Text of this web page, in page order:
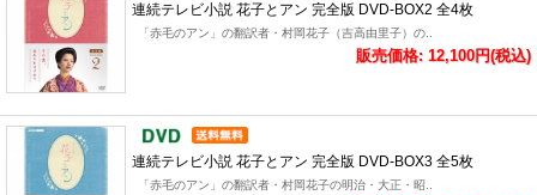
連続テレビ小説 花子とアン 完全版 DVD-BOX2 全4枚
「赤毛のアン」の翻訳者・村岡花子（吉高由里子）の..
販売価格: 12,100円(税込)
連続テレビ小説 花子とアン 完全版 DVD-BOX3 全5枚
「赤毛のアン」の翻訳者・村岡花子の明治・大正・昭..